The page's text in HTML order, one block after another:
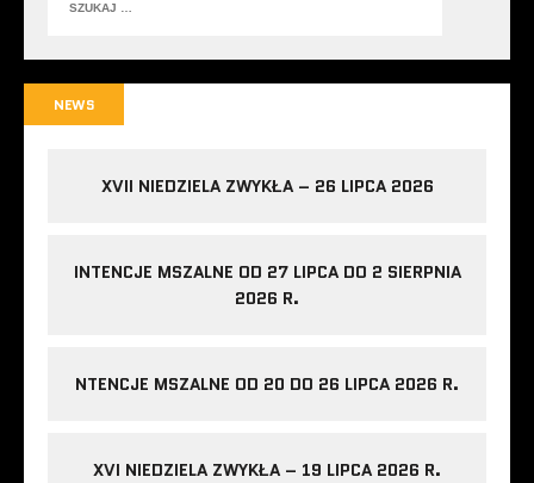
NEWS
XVII NIEDZIELA ZWYKŁA – 26 LIPCA 2026
INTENCJE MSZALNE OD 27 LIPCA DO 2 SIERPNIA
2026 R.
NTENCJE MSZALNE OD 20 DO 26 LIPCA 2026 R.
XVI NIEDZIELA ZWYKŁA – 19 LIPCA 2026 R.